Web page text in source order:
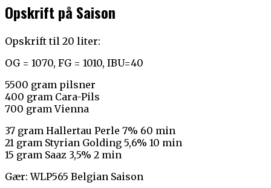
Opskrift på Saison
Opskrift til 20 liter:
OG = 1070, FG = 1010, IBU=40
5500 gram pilsner
400 gram Cara-Pils
700 gram Vienna
37 gram Hallertau Perle 7% 60 min
21 gram Styrian Golding 5,6% 10 min
15 gram Saaz 3,5% 2 min
Gær: WLP565 Belgian Saison